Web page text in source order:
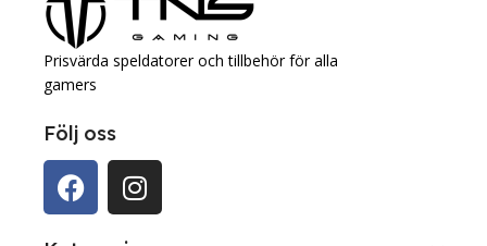
Prisvärda speldatorer och tillbehör för alla
gamers
Följ oss